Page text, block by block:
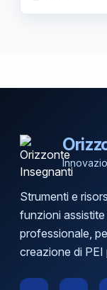
Strumenti e
funzioni
professionale,
creazione di